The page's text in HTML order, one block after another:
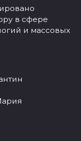
в сфере
и массовых